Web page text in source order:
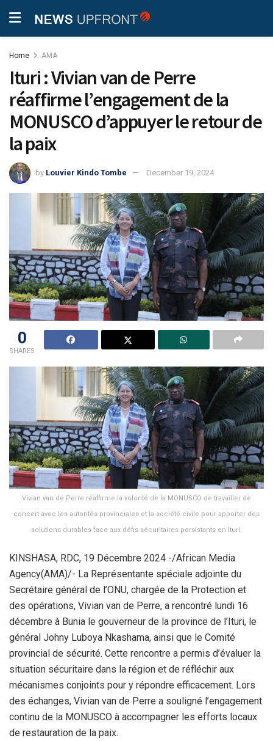
Home AMA
Ituri : Vivian van de Perre
réaffirme l’engagement de la
MONUSCO d’appuyer le retour de
la paix
by Louvier Kindo Tombe December 19, 2024
0
SHARES
Vivian van de Perre réaffirme la volonté de la MONUSCO de travailler de
concert avec les autorités provinciales et la société civile pour apporter des
solutions durables face aux défis sécuritaires persistants en Ituri.
KINSHASA, RDC, 19 Décembre 2024 -/African Media
Agency(AMA)/- La Représentante spéciale adjointe du
Secrétaire général de l’ONU, chargée de la Protection et
des opérations, Vivian van de Perre, a rencontré lundi 16
décembre à Bunia le gouverneur de la province de l’Ituri, le
général Johny Luboya Nkashama, ainsi que le Comité
provincial de sécurité. Cette rencontre a permis d’évaluer la
situation sécuritaire dans la région et de réfléchir aux
mécanismes conjoints pour y répondre efficacement. Lors
des échanges, Vivian van de Perre a souligné l’engagement
continu de la MONUSCO à accompagner les efforts locaux
de restauration de la paix.